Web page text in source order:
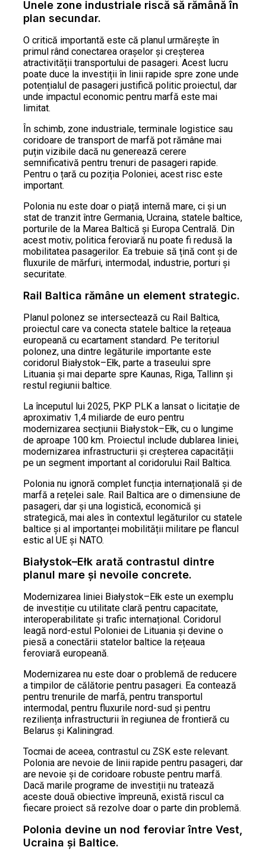
Unele zone industriale riscă să rămână în
plan secundar.
O critică importantă este că planul urmărește în
primul rând conectarea orașelor și creșterea
atractivității transportului de pasageri. Acest lucru
poate duce la investiții în linii rapide spre zone unde
potențialul de pasageri justifică politic proiectul, dar
unde impactul economic pentru marfă este mai
limitat.
În schimb, zone industriale, terminale logistice sau
coridoare de transport de marfă pot rămâne mai
puțin vizibile dacă nu generează cerere
semnificativă pentru trenuri de pasageri rapide.
Pentru o țară cu poziția Poloniei, acest risc este
important.
Polonia nu este doar o piață internă mare, ci și un
stat de tranzit între Germania, Ucraina, statele baltice,
porturile de la Marea Baltică și Europa Centrală. Din
acest motiv, politica feroviară nu poate fi redusă la
mobilitatea pasagerilor. Ea trebuie să țină cont și de
fluxurile de mărfuri, intermodal, industrie, porturi și
securitate.
Rail Baltica rămâne un element strategic.
Planul polonez se intersectează cu Rail Baltica,
proiectul care va conecta statele baltice la rețeaua
europeană cu ecartament standard. Pe teritoriul
polonez, una dintre legăturile importante este
coridorul Białystok–Ełk, parte a traseului spre
Lituania și mai departe spre Kaunas, Riga, Tallinn și
restul regiunii baltice.
La începutul lui 2025, PKP PLK a lansat o licitație de
aproximativ 1,4 miliarde de euro pentru
modernizarea secțiunii Białystok–Ełk, cu o lungime
de aproape 100 km. Proiectul include dublarea liniei,
modernizarea infrastructurii și creșterea capacității
pe un segment important al coridorului Rail Baltica.
Polonia nu ignoră complet funcția internațională și de
marfă a rețelei sale. Rail Baltica are o dimensiune de
pasageri, dar și una logistică, economică și
strategică, mai ales în contextul legăturilor cu statele
baltice și al importanței mobilității militare pe flancul
estic al UE și NATO.
Białystok–Ełk arată contrastul dintre
planul mare și nevoile concrete.
Modernizarea liniei Białystok–Ełk este un exemplu
de investiție cu utilitate clară pentru capacitate,
interoperabilitate și trafic internațional. Coridorul
leagă nord-estul Poloniei de Lituania și devine o
piesă a conectării statelor baltice la rețeaua
feroviară europeană.
Modernizarea nu este doar o problemă de reducere
a timpilor de călătorie pentru pasageri. Ea contează
pentru trenurile de marfă, pentru transportul
intermodal, pentru fluxurile nord-sud și pentru
reziliența infrastructurii în regiunea de frontieră cu
Belarus și Kaliningrad.
Tocmai de aceea, contrastul cu ZSK este relevant.
Polonia are nevoie de linii rapide pentru pasageri, dar
are nevoie și de coridoare robuste pentru marfă.
Dacă marile programe de investiții nu tratează
aceste două obiective împreună, există riscul ca
fiecare proiect să rezolve doar o parte din problemă.
Polonia devine un nod feroviar între Vest,
Ucraina și Baltice.